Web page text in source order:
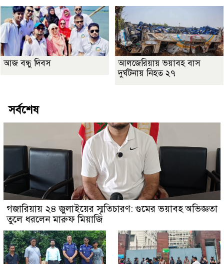
আজ বন্ধু দিবস
আলজেরিয়ায় ভয়াবহ বাস
দুর্ঘটনায় নিহত ২৭
সর্বশেষ
গজারিয়ায় ২৪ জুলাইয়ের স্মৃতিচারণ: গুমের ভয়াবহ অভিজ্ঞতা
তুলে ধরলেন মারুফ মিয়াজি